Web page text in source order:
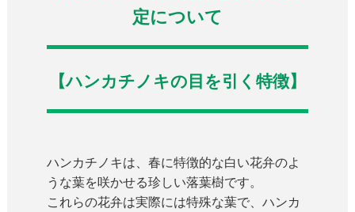
定について
【ハンカチノキの目を引く特徴】
ハンカチノキは、春に特徴的な白い花弁のよ
うな葉を咲かせる珍しい落葉樹です。
これらの花弁は実際には特殊な葉で、ハンカ